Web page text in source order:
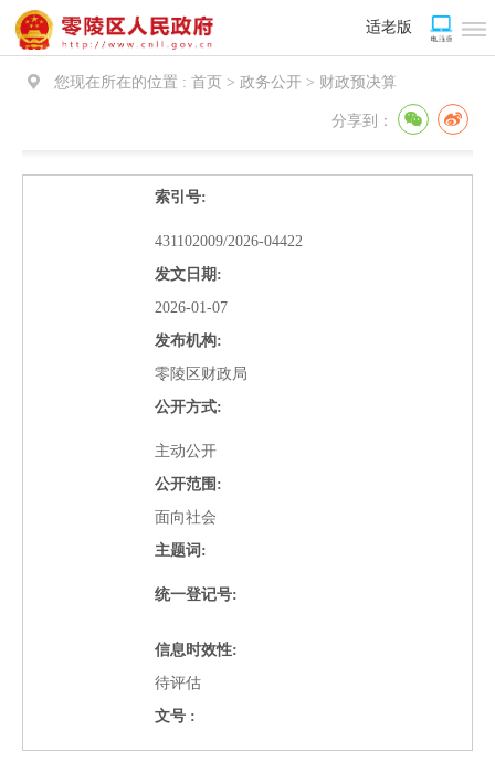
您现在所在的位置 : 首页 > 政务公开 > 财政预决算
分享到：
索引号:
431102009/2026-04422
发文日期:
2026-01-07
发布机构:
零陵区财政局
公开方式:
主动公开
公开范围:
面向社会
主题词:
统一登记号:
信息时效性:
待评估
文号 :
适老版